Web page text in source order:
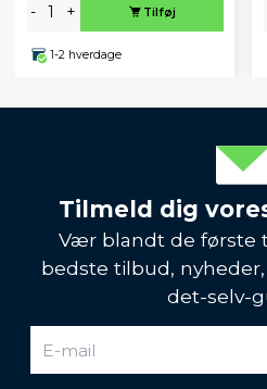
- + Tilføj
1-2 hverdage
Tilmeld dig
Vær blandt de første
bedste tilbud,
det-selv-